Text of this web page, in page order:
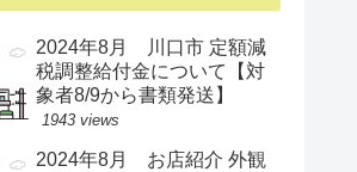
2024年8月 川口市 定額減
税調整給付金について【対
象者8/9から書類発送】
1943 views
2024年8月 お店紹介 外観